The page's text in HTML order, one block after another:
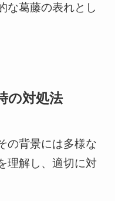
な葛藤の表れとし
の対処法
の背景には多様な
理解し、適切に対